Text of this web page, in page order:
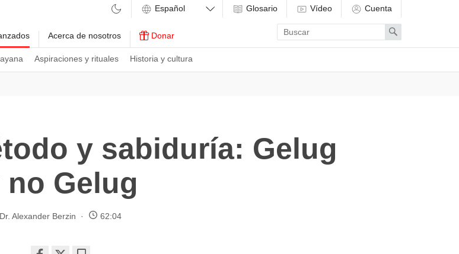
Aspiraciones y rituales Historia y cultura
Acerca de nosotros Donar
Glosario Vídeo Cuenta
Enter
search
term
Search
y sabiduría: Gelug
no Gelug
Dr. Alexander Berzin 62:04